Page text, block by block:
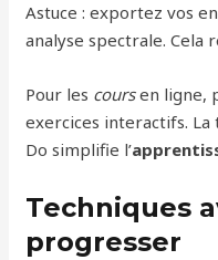
Astuce : exportez vos
analyse spectrale. Cela
Pour les coursen ligne,
exercices interactifs.
Do simplifie l’
Techniques
progresser